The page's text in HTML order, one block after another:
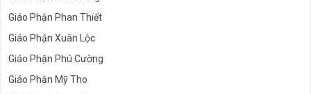
Giáo Phận Phan Thiết
Giáo Phận Xuân Lộc
Giáo Phận Phú Cường
Giáo Phận Mỹ Tho